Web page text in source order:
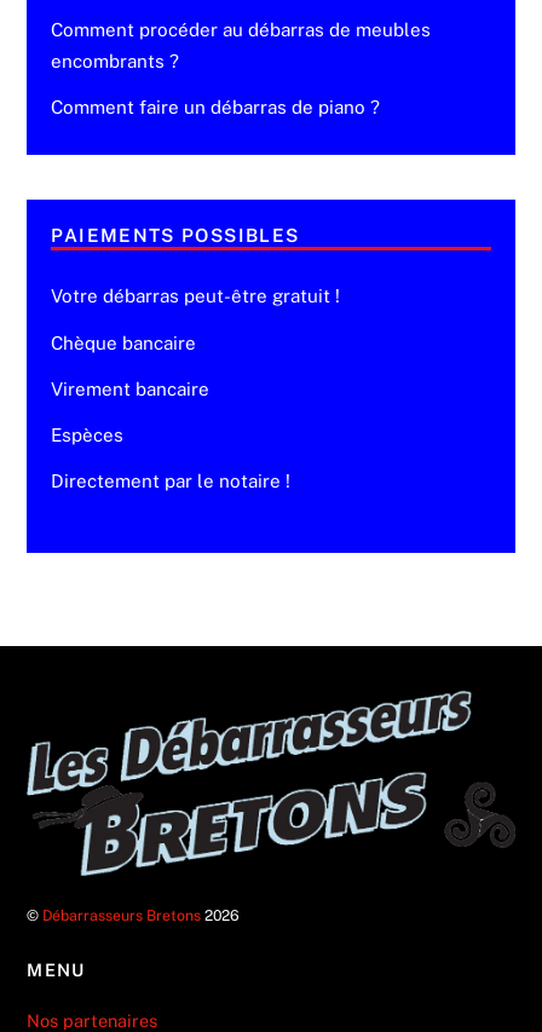
Comment procéder au débarras de meubles
encombrants ?
Comment faire un débarras de piano ?
PAIEMENTS POSSIBLES
Votre débarras peut-être gratuit !
Chèque bancaire
Virement bancaire
Espèces
Directement par le notaire !
© Débarrasseurs Bretons 2026
MENU
Nos partenaires